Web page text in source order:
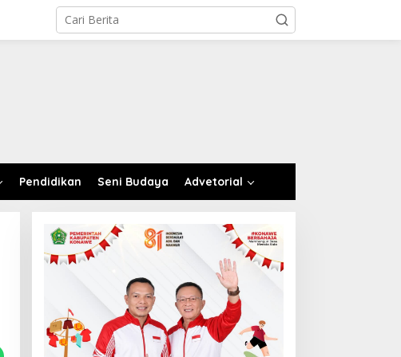
Pendidikan Seni Budaya Advetorial